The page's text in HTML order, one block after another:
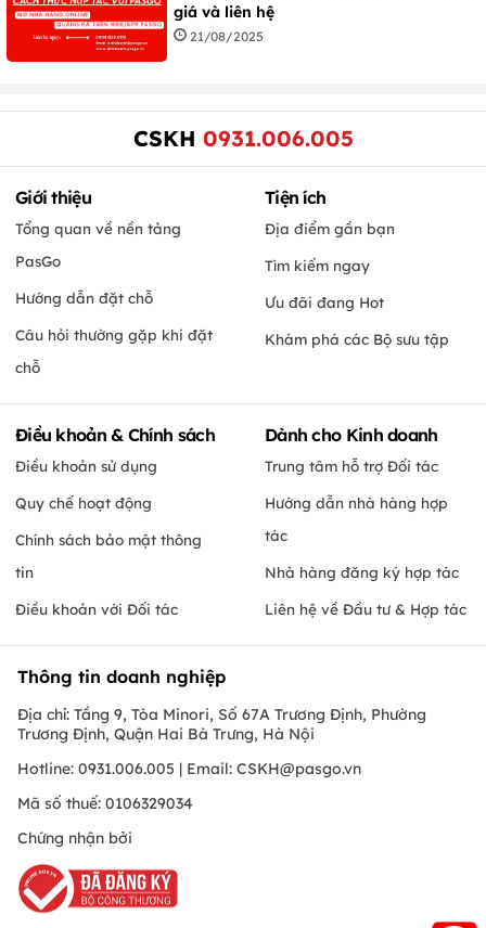
giá và liên hệ
21/08/2025
CSKH 0931.006.005
Giới thiệu
Tổng quan về nền tảng
PasGo
Hướng dẫn đặt chỗ
Câu hỏi thường gặp khi đặt
chỗ
Tiện ích
Địa điểm gần bạn
Tìm kiếm ngay
Ưu đãi đang Hot
Khám phá các Bộ sưu tập
Điều khoản & Chính sách
Điều khoản sử dụng
Quy chế hoạt động
Chính sách bảo mật thông
tin
Điều khoản với Đối tác
Dành cho Kinh doanh
Trung tâm hỗ trợ Đối tác
Hướng dẫn nhà hàng hợp
tác
Nhà hàng đăng ký hợp tác
Liên hệ về Đầu tư & Hợp tác
Thông tin doanh nghiệp
Địa chỉ: Tầng 9, Tòa Minori, Số 67A Trương Định, Phường
Trương Định, Quận Hai Bà Trưng, Hà Nội
Hotline: 0931.006.005 | Email: CSKH@pasgo.vn
Mã số thuế: 0106329034
Chứng nhận bởi